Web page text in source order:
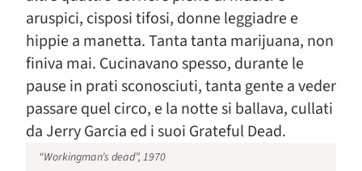
aruspici, cisposi tifosi, donne leggiadre e
hippie a manetta. Tanta tanta marijuana, non
finiva mai. Cucinavano spesso, durante le
pause in prati sconosciuti, tanta gente a veder
passare quel circo, e la notte si ballava, cullati
da Jerry Garcia ed i suoi Grateful Dead.
“Workingman’s dead”, 1970